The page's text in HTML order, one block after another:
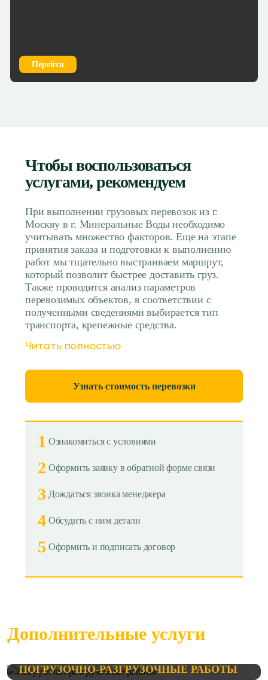
Перейти
Чтобы воспользоваться
услугами, рекомендуем
При выполнении грузовых перевозок из г.
Москву в г. Минеральные Воды необходимо
учитывать множество факторов. Еще на этапе
принятия заказа и подготовки к выполнению
работ мы тщательно выстраиваем маршрут,
который позволит быстрее доставить груз.
Также проводится анализ параметров
перевозимых объектов, в соответствии с
полученными сведениями выбирается тип
транспорта, крепежные средства.
Читать полностью
Узнать стоимость перевозки
1 Ознакомиться с условиями
2 Оформить заявку в обратной форме связи
3 Дождаться звонка менеджера
4 Обсудить с ним детали
5 Оформить и подписать договор
Дополнительные услуги
ПОГРУЗОЧНО-РАЗГРУЗОЧНЫЕ РАБОТЫ